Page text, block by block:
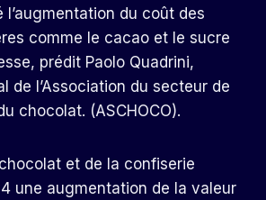
l’augmentation du coût des
comme le cacao et le sucre
prédit Paolo Quadrini,
de l’Association du secteur de
chocolat. (ASCHOCO).
et de la confiserie
une augmentation de la valeur